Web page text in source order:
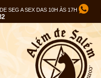
SEG A SEX DAS 10H ÀS 17H